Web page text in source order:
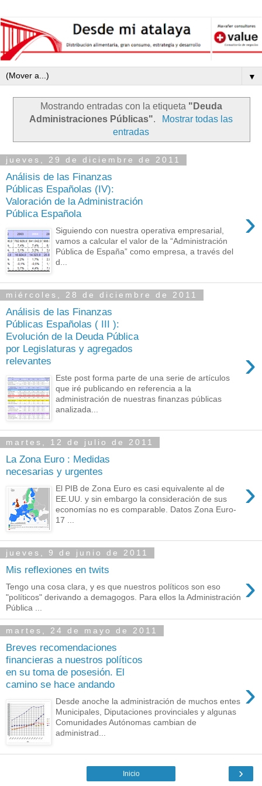
▼
Mostrando entradas con la etiqueta "Deuda
Administraciones Públicas".
Mostrar todas las
entradas
jueves, 29 de diciembre de 2011
Análisis de las Finanzas
Públicas Españolas (IV):
Valoración de la Administración
Pública Española
›
Siguiendo con nuestra operativa empresarial,
vamos a calcular el valor de la “Administración
Pública de España” como empresa, a través del
d...
miércoles, 28 de diciembre de 2011
Análisis de las Finanzas
Públicas Españolas ( III ):
Evolución de la Deuda Pública
por Legislaturas y agregados
relevantes
›
Este post forma parte de una serie de artículos
que iré publicando en referencia a la
administración de nuestras finanzas públicas
analizada...
martes, 12 de julio de 2011
La Zona Euro : Medidas
necesarias y urgentes
›
El PIB de Zona Euro es casi equivalente al de
EE.UU. y sin embargo la consideración de sus
economías no es comparable. Datos Zona Euro-
17 ...
jueves, 9 de junio de 2011
Mis reflexiones en twits ›
Tengo una cosa clara, y es que nuestros políticos son eso
"políticos" derivando a demagogos. Para ellos la Administración
Pública ...
martes, 24 de mayo de 2011
Breves recomendaciones
financieras a nuestros políticos
en su toma de posesión. El
camino se hace andando
›
Desde anoche la administración de muchos entes
Municipales, Diputaciones provinciales y algunas
Comunidades Autónomas cambian de
administrad...
›
Inicio